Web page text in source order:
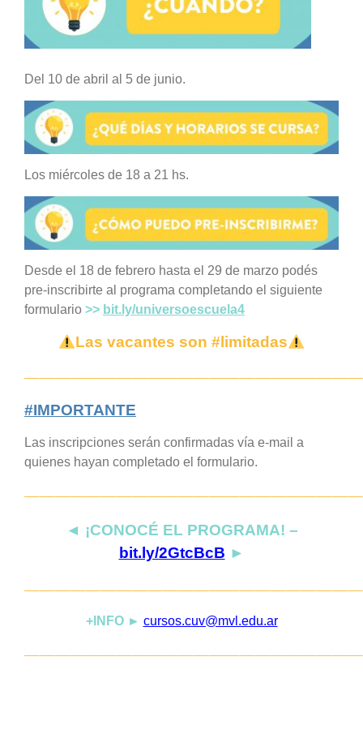
Del 10 de abril al 5 de junio.
Los miércoles de 18 a 21 hs.
Desde el 18 de febrero hasta el 29 de marzo podés
pre-inscribirte al programa completando el siguiente
formulario >> bit.ly/universoescuela4
Las vacantes son #limitadas
#IMPORTANTE
Las inscripciones serán confirmadas vía e-mail a
quienes hayan completado el formulario.
◄ ¡CONOCÉ EL PROGRAMA! –
bit.ly/2GtcBcB ►
+INFO ► cursos.cuv@mvl.edu.ar